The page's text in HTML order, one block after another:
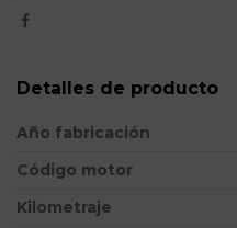
Detalles de producto
Año fabricación
Código motor
Kilometraje